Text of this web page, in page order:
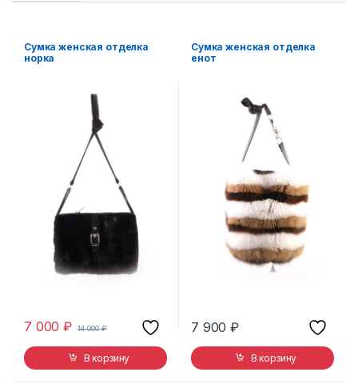
Сумка женская отделка
норка
7 000₽ 14 000₽
В корзину
Сумка женская отделка
енот
7 900₽
В корзину